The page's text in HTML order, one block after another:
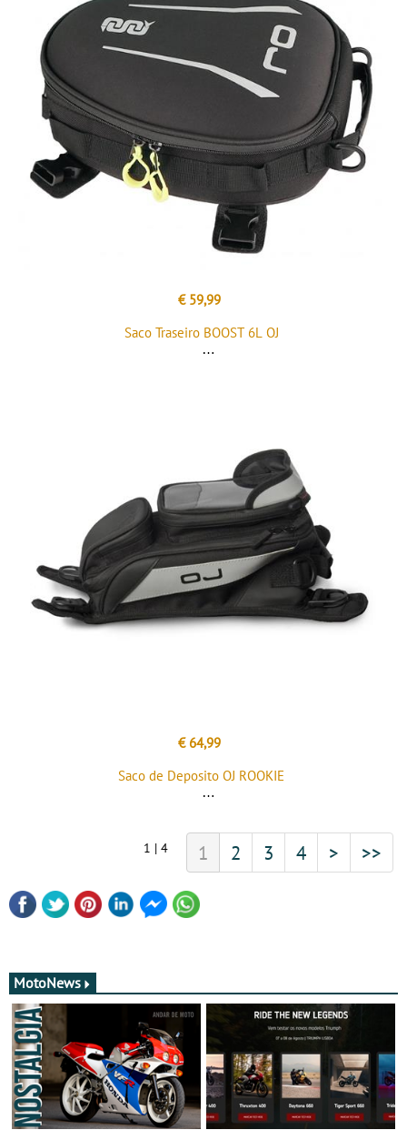
€ 59,99
Saco Traseiro BOOST 6L OJ
€ 64,99
Saco de Deposito OJ ROOKIE
1 | 4 1 2 3 4 > >>
MotoNews